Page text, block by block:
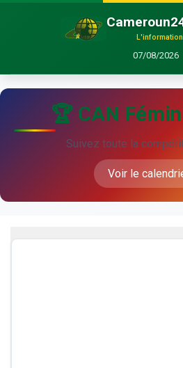
07/08/2026
🏆 CAN
Suivez toute la
Voir le